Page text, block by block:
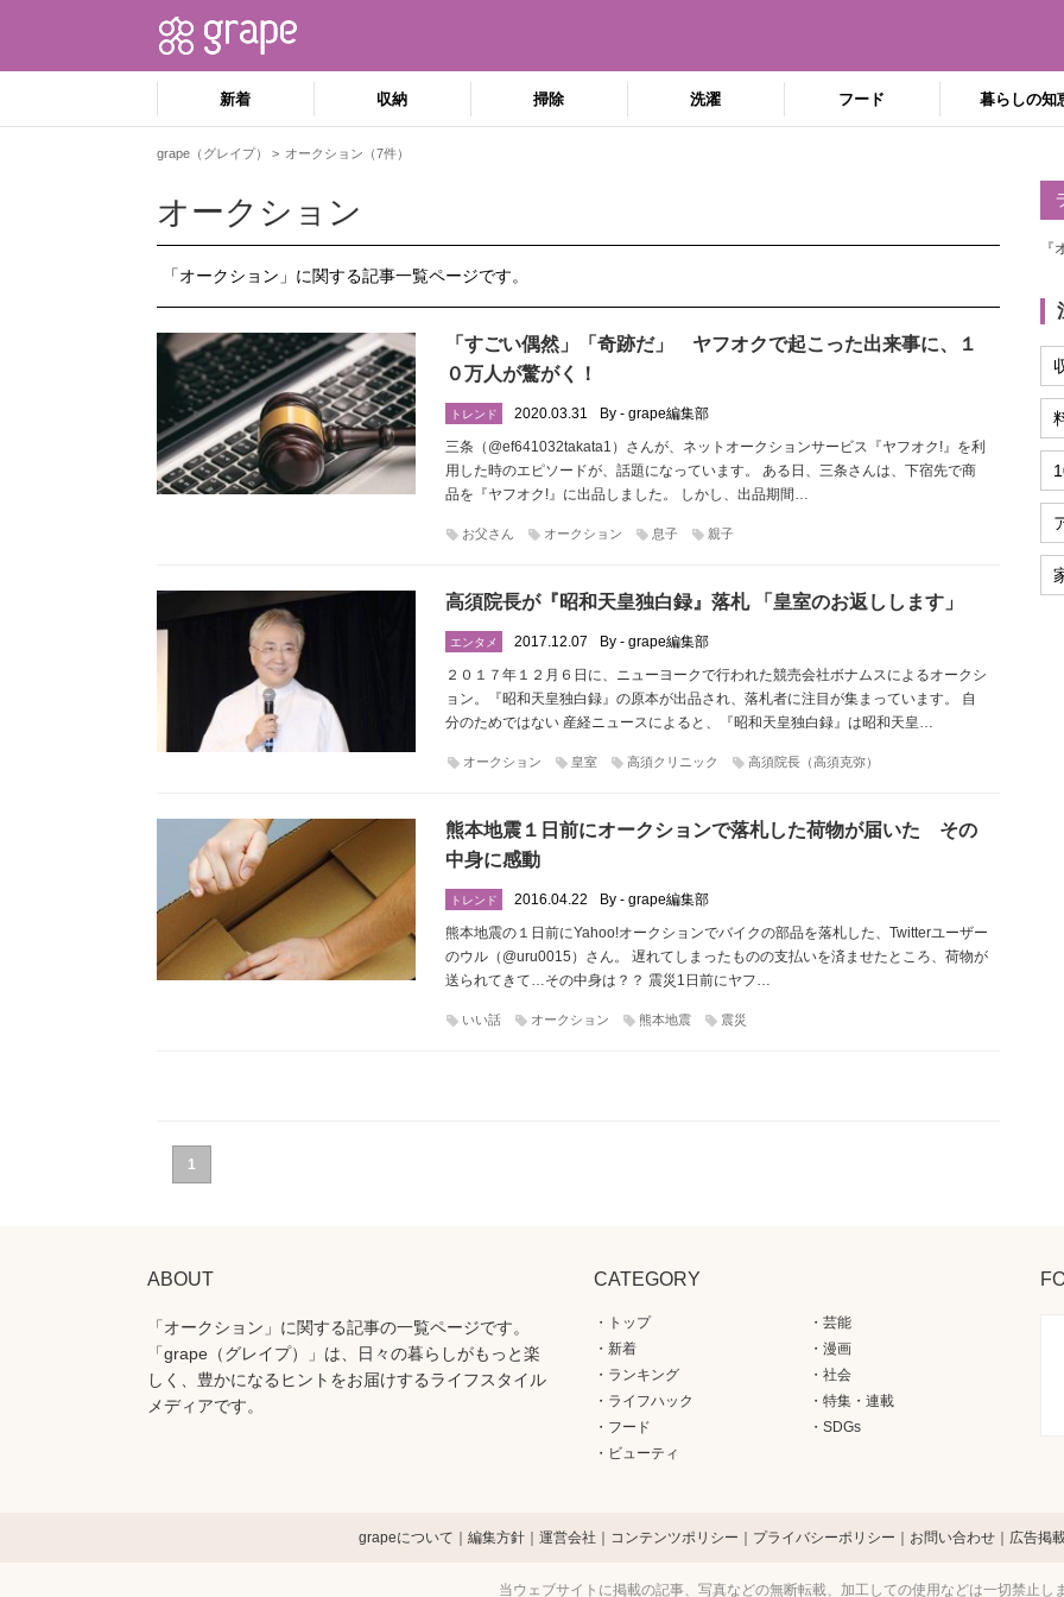
新着 収納 掃除 洗濯 フード 暮らしの知
grape（グレイプ） オークション（7件）
オークション
「オークション」に関する記事一覧ページです。
「すごい偶然」「奇跡だ」 ヤフオクで起こった出来事に、１
０万人が驚がく！
トレンド 2020.03.31
By - grape編集部
三条（@ef641032takata1）さんが、ネットオークションサービス『ヤフオク!』を利
用した時のエピソードが、話題になっています。 ある日、三条さんは、下宿先で商
品を『ヤフオク!』に出品しました。 しかし、出品期間…
お父さん オークション 息子 親子
高須院長が『昭和天皇独白録』落札 「皇室のお返しします」
エンタメ 2017.12.07
By - grape編集部
２０１７年１２月６日に、ニューヨークで行われた競売会社ボナムスによるオークシ
ョン。『昭和天皇独白録』の原本が出品され、落札者に注目が集まっています。 自
分のためではない 産経ニュースによると、『昭和天皇独白録』は昭和天皇…
オークション 皇室 高須クリニック 高須院長（高須克弥）
熊本地震１日前にオークションで落札した荷物が届いた その
中身に感動
トレンド 2016.04.22
By - grape編集部
熊本地震の１日前にYahoo!オークションでバイクの部品を落札した、Twitterユーザー
のウル（@uru0015）さん。 遅れてしまったものの支払いを済ませたところ、荷物が
送られてきて…その中身は？？ 震災1日前にヤフ…
いい話 オークション 熊本地震 震災
1
ABOUT
「オークション」に関する記事の一覧ページです。
「grape（グレイプ）」は、日々の暮らしがもっと楽
しく、豊かになるヒントをお届けするライフスタイル
メディアです。
CATEGORY
トップ
新着
ランキング
ライフハック
フード
ビューティ
芸能
漫画
社会
特集・連載
SDGs
grapeについて 編集方針 運営会社 コンテンツポリシー プライバシーポリシー お問い合わせ 広告掲
当ウェブサイトに掲載の記事、写真などの無断転載、加工しての使用などは一切禁止し